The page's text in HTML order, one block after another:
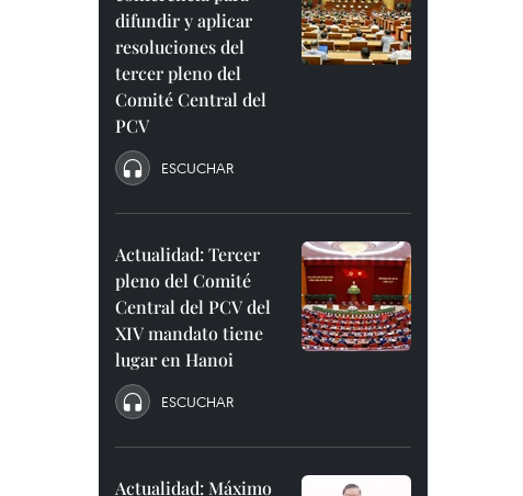
difundir y aplicar
resoluciones del
tercer pleno del
Comité Central del
PCV
ESCUCHAR
Actualidad: Tercer
pleno del Comité
Central del PCV del
XIV mandato tiene
lugar en Hanoi
ESCUCHAR
Actualidad: Máximo